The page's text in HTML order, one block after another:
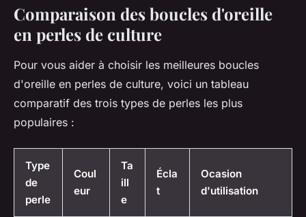
Comparaison des boucles d'oreille
en perles de culture
Pour vous aider à choisir les meilleures boucles
d'oreille en perles de culture, voici un tableau
comparatif des trois types de perles les plus
populaires :
Type
de
perle
Coul
eur
Ta
ill
e
Écla
t
Ocasion
d'utilisation